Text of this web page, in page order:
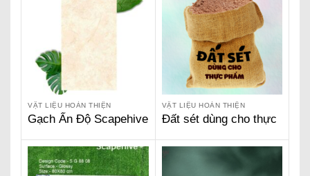
VẬT LIỆU HOÀN THIỆN
Gạch Ấn Độ Scapehive
Crema SG 6205
VẬT LIỆU HOÀN THIỆN
Đất sét dùng cho thực